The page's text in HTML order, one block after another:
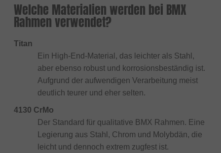
Welche Materialien werden bei BMX
Rahmen verwendet?
Titan
Ein High-End-Material, das leichter als Stahl,
aber ebenso robust und korrosionsbeständig ist.
Aufgrund der aufwendigen Verarbeitung meist
deutlich teurer und eher selten.
4130 CrMo
Der Standard für qualitative BMX Rahmen. Eine
Legierung aus Stahl, Chrom und Molybdän, die
leicht und dennoch extrem zugfest ist.